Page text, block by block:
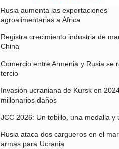
Rusia aumenta las exportaciones
agroalimentarias a África
Registra crecimiento industria de
China
Comercio entre Armenia y Rusia se
tercio
Invasión ucraniana de Kursk en
millonarios daños
JCC 2026: Un tobillo, una medalla y
Rusia ataca dos cargueros en el
armas para Ucrania